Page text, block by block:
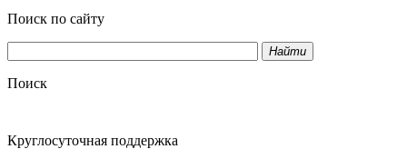
Поиск по сайту
Найти
Поиск
Круглосуточная поддержка